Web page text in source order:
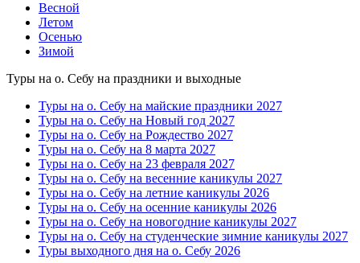
Весной
Летом
Осенью
Зимой
Туры на о. Себу на праздники и выходные
Туры на о. Себу на майские праздники 2027
Туры на о. Себу на Новый год 2027
Туры на о. Себу на Рождество 2027
Туры на о. Себу на 8 марта 2027
Туры на о. Себу на 23 февраля 2027
Туры на о. Себу на весенние каникулы 2027
Туры на о. Себу на летние каникулы 2026
Туры на о. Себу на осенние каникулы 2026
Туры на о. Себу на новогодние каникулы 2027
Туры на о. Себу на студенческие зимние каникулы 2027
Туры выходного дня на о. Себу 2026